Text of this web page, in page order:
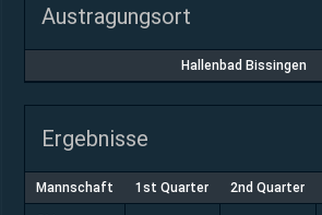
Austragungsort
Hallenbad Bissingen
Ergebnisse
Mannschaft 1st Quarter 2nd Quarter